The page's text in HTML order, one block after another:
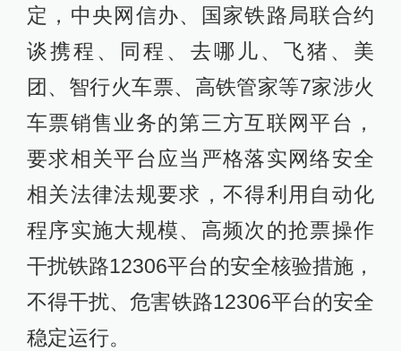
定，中央网信办、国家铁路局联合约
谈携程、同程、去哪儿、飞猪、美
团、智行火车票、高铁管家等7家涉火
车票销售业务的第三方互联网平台，
要求相关平台应当严格落实网络安全
相关法律法规要求，不得利用自动化
程序实施大规模、高频次的抢票操作
干扰铁路12306平台的安全核验措施，
不得干扰、危害铁路12306平台的安全
稳定运行。